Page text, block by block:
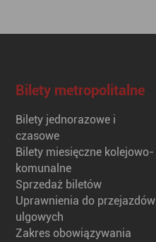
Bilety metropolitalne
Bilety jednorazowe i
czasowe
Bilety miesięczne kolejowo-
komunalne
Sprzedaż biletów
Uprawnienia do przejazdów
ulgowych
Zakres obowiązywania